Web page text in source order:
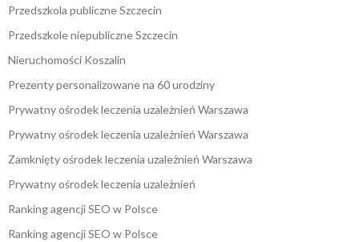
Przedszkola publiczne Szczecin
Przedszkole niepubliczne Szczecin
Nieruchomości Koszalin
Prezenty personalizowane na 60 urodziny
Prywatny ośrodek leczenia uzależnień Warszawa
Prywatny ośrodek leczenia uzależnień Warszawa
Zamknięty ośrodek leczenia uzależnień Warszawa
Prywatny ośrodek leczenia uzależnień
Ranking agencji SEO w Polsce
Ranking agencji SEO w Polsce